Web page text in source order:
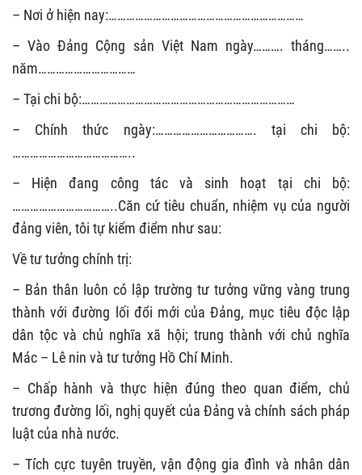
– Nơi ở hiện nay:…………………………………………………………
– Vào Đảng Cộng sản Việt Nam ngày………. tháng……..
năm……………………………
– Tại chi bộ:………………………………………………………………
– Chính thức ngày:……………………………. tại chi bộ:
…………………………………..
– Hiện đang công tác và sinh hoạt tại chi bộ:
……………………………..Căn cứ tiêu chuẩn, nhiệm vụ của người
đảng viên, tôi tự kiểm điểm như sau:
Về tư tưởng chính trị:
– Bản thân luôn có lập trường tư tưởng vững vàng trung
thành với đường lối đổi mới của Đảng, mục tiêu độc lập
dân tộc và chủ nghĩa xã hội; trung thành với chủ nghĩa
Mác – Lê nin và tư tưởng Hồ Chí Minh.
– Chấp hành và thực hiện đúng theo quan điểm, chủ
trương đường lối, nghị quyết của Đảng và chính sách pháp
luật của nhà nước.
– Tích cực tuyên truyền, vận động gia đình và nhân dân